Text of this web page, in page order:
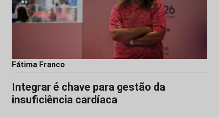
Fátima Franco
Integrar é chave para gestão da
insuficiência cardíaca